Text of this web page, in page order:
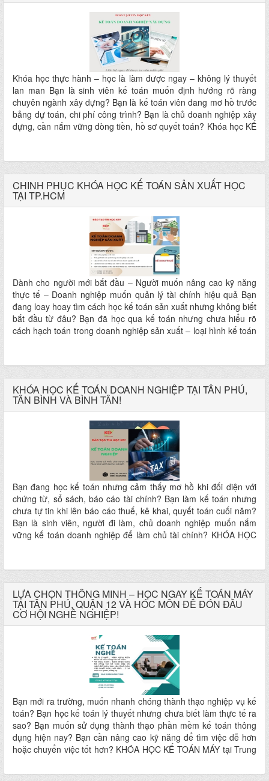
Khóa học thực hành – học là làm được ngay – không lý thuyết
lan man Bạn là sinh viên kế toán muốn định hướng rõ ràng
chuyên ngành xây dựng? Bạn là kế toán viên đang mơ hồ trước
bảng dự toán, chi phí công trình? Bạn là chủ doanh nghiệp xây
dựng, cần nắm vững dòng tiền, hồ sơ quyết toán? Khóa học KẾ
CHINH PHỤC KHÓA HỌC KẾ TOÁN SẢN XUẤT HỌC
TẠI TP.HCM
Dành cho người mới bắt đầu – Người muốn nâng cao kỹ năng
thực tế – Doanh nghiệp muốn quản lý tài chính hiệu quả Bạn
đang loay hoay tìm cách học kế toán sản xuất nhưng không biết
bắt đầu từ đâu? Bạn đã học qua kế toán nhưng chưa hiểu rõ
cách hạch toán trong doanh nghiệp sản xuất – loại hình kế toán
động kinh doanh? =>Khóa học này chính là dành cho bạn!
KHÓA HỌC KẾ TOÁN DOANH NGHIỆP TẠI TÂN PHÚ,
TÂN BÌNH VÀ BÌNH TÂN!
Bạn đang học kế toán nhưng cảm thấy mơ hồ khi đối diện với
chứng từ, sổ sách, báo cáo tài chính? Bạn làm kế toán nhưng
chưa tự tin khi lên báo cáo thuế, kê khai, quyết toán cuối năm?
Bạn là sinh viên, người đi làm, chủ doanh nghiệp muốn nắm
vững kế toán doanh nghiệp để làm chủ tài chính? KHÓA HỌC
LỰA CHỌN THÔNG MINH – HỌC NGAY KẾ TOÁN MÁY
TẠI TÂN PHÚ, QUẬN 12 VÀ HÓC MÔN ĐỂ ĐÓN ĐẦU
CƠ HỘI NGHỀ NGHIỆP!
Bạn mới ra trường, muốn nhanh chóng thành thạo nghiệp vụ kế
toán? Bạn học kế toán lý thuyết nhưng chưa biết làm thực tế ra
sao? Bạn muốn sử dụng thành thạo phần mềm kế toán thông
dụng hiện nay? Bạn cần nâng cao kỹ năng để tìm việc dễ hơn
hoặc chuyển việc tốt hơn? KHÓA HỌC KẾ TOÁN MÁY tại Trung